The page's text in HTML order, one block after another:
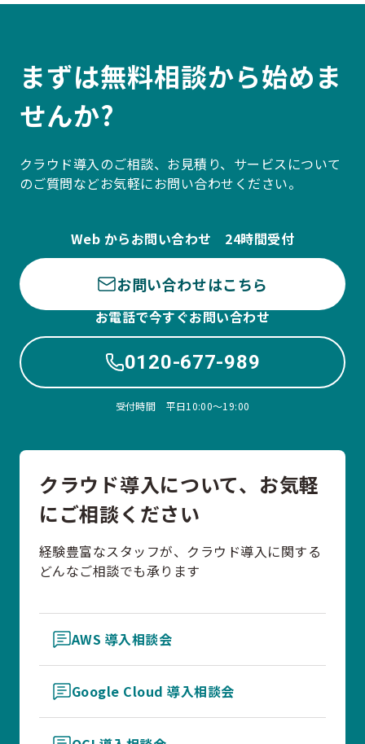
まずは無料相談から始めま
せんか?
クラウド導入のご相談、お見積り、サービスについて
のご質問などお気軽にお問い合わせください。
Web からお問い合わせ 24時間受付
お問い合わせはこちら
お電話で今すぐお問い合わせ
0120-677-989
受付時間 平日10:00〜19:00
クラウド導入について、お気軽
にご相談ください
経験豊富なスタッフが、クラウド導入に関する
どんなご相談でも承ります
AWS 導入相談会
Google Cloud 導入相談会